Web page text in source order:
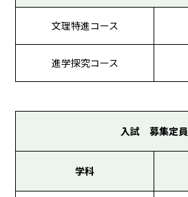
文理特進コース
進学探究コース
入試 募集定員
学科